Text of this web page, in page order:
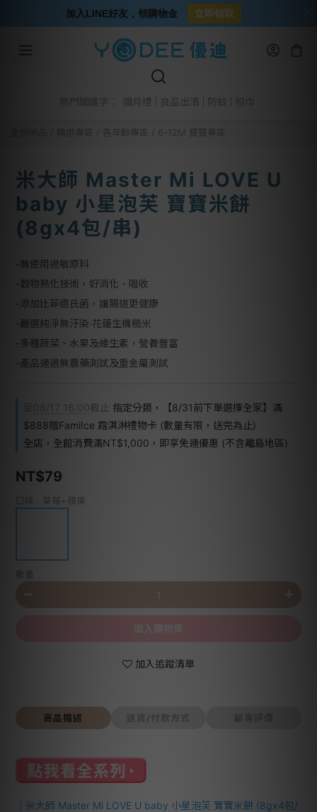
熱門關鍵字： 彌月禮 良品出清 防蚊
各年齡專區 6-12M 寶寶專區
米大師 Master Mi LOVE U
baby 小星泡芙 寶寶米餅
(8gx4包/串)
-無使用過敏原料
-穀物熟化技術，好消化、吸收
-添加比菲德氏菌，讓腸道更健康
-嚴選純淨無汙染‧花蓮生機糙米
-多種蔬菜、水果及維生素，營養豐富
-產品通過無農藥測試及重金屬測試
08/17 16:00截止 指定分類，【8/31前下單選擇全家】滿
$888贈Fami!ce 霜淇淋禮物卡 (數量有限，送完為止)
全店，全館消費滿NT$1,000，即享免運優惠 (不含離島地區)
NT$79
: 草莓+蘋果
加入追蹤清單
商品描述 送貨/付款方式
｜米大師 Master Mi LOVE U baby 小星泡芙 寶寶米餅 (8gx4包/
加入LINE好友，領購物金 立即領取